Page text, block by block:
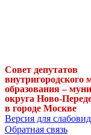
Совет депутатов
внутригородского
образования –
округа Ново-
в городе Москве
Версия для
Обратная связь